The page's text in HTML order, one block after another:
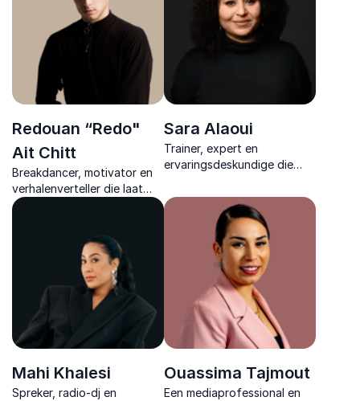
inspirerend te maken.
duurzame energie binnen
Redouan “Redo"
Ait Chitt
Breakdancer, motivator en
verhalenverteller die laat
zien hoe mindset en
inspireert om eigen
mogelijkheden te benutten.
Sara Alaoui
Trainer, expert en
ervaringsdeskundige die
het begrijpen en aanpakken
van seksueel
grensoverschrijdend
Mahi Khalesi
Spreker, radio-dj en
Ouassima Tajmout
Een mediaprofessional en